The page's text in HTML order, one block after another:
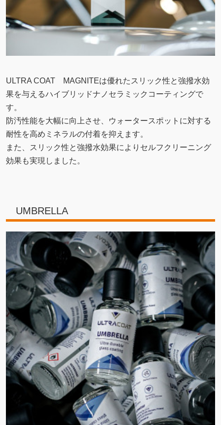
ULTRA COAT MAGNITEは優れたスリック性と強撥水効
果を与えるハイブリッドナノセラミックコーティングで
す。
防汚性能を大幅に向上させ、ウォータースポットに対する
耐性を高めミネラルの付着を抑えます。
また、スリック性と強撥水効果によりセルフクリーニング
効果も実現しました。
UMBRELLA